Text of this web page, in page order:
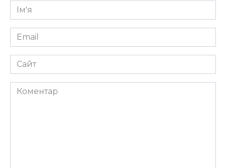
Ім'я
*
Email
*
Сайт
Коментар